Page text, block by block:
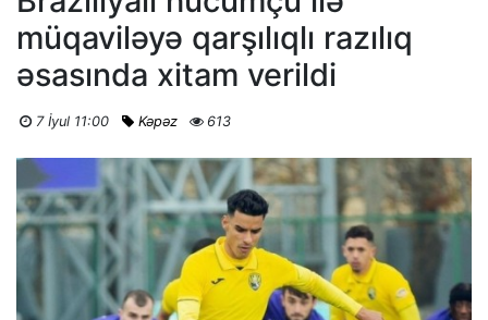
müqaviləyə qarşılıqlı razılıq
əsasında xitam verildi
7 İyul 11:00 Kəpəz 613